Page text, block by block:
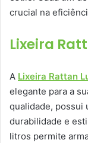
crucial na
Lixeira
A Lixeira Rattan
elegante para a
qualidade, possui
durabilidade e
litros permite